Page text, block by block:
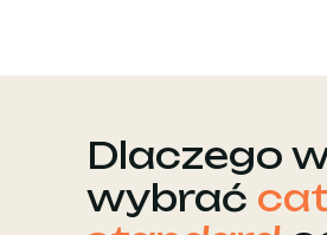
Dlaczego
wybrać